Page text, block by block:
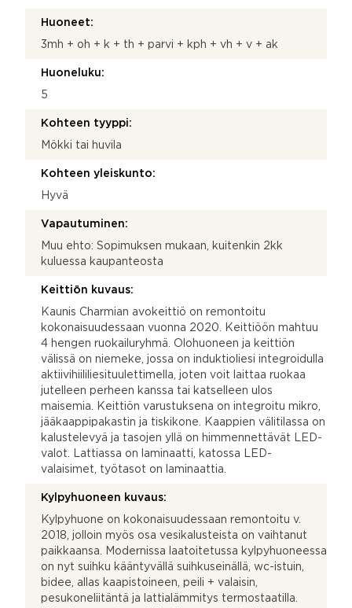
Huoneet:
3mh + oh + k + th + parvi + kph + vh + v + ak
Huoneluku:
5
Kohteen tyyppi:
Mökki tai huvila
Kohteen yleiskunto:
Hyvä
Vapautuminen:
Muu ehto: Sopimuksen mukaan, kuitenkin 2kk
kuluessa kaupanteosta
Keittiön kuvaus:
Kaunis Charmian avokeittiö on remontoitu
kokonaisuudessaan vuonna 2020. Keittiöön mahtuu
4 hengen ruokailuryhmä. Olohuoneen ja keittiön
välissä on niemeke, jossa on induktioliesi integroidulla
aktiivihiililiesituulettimella, joten voit laittaa ruokaa
jutelleen perheen kanssa tai katselleen ulos
maisemia. Keittiön varustuksena on integroitu mikro,
jääkaappipakastin ja tiskikone. Kaappien välitilassa on
kalustelevyä ja tasojen yllä on himmennettävät LED-
valot. Lattiassa on laminaatti, katossa LED-
valaisimet, työtasot on laminaattia.
Kylpyhuoneen kuvaus:
Kylpyhuone on kokonaisuudessaan remontoitu v.
2018, jolloin myös osa vesikalusteista on vaihtanut
paikkaansa. Modernissa laatoitetussa kylpyhuoneessa
on nyt suihku kääntyvällä suihkuseinällä, wc-istuin,
bidee, allas kaapistoineen, peili + valaisin,
pesukoneliitäntä ja lattialämmitys termostaatilla.